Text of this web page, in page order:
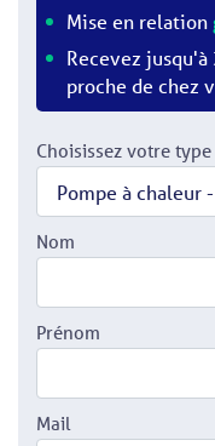
Mise en relation
Recevez
proche de chez
Choisissez votre
Nom
Prénom
Mail